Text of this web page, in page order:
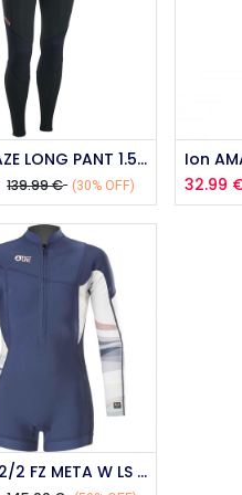
Add to Cart
Ion AMAZE LONG PANT 1.5 2023
139.99€ (30% OFF)
32.99
Picture 2/2 FZ META W LS 296 MIRAGE 2023